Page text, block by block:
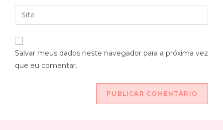
Salvar meus dados neste navegador para a próxima vez
que eu comentar.